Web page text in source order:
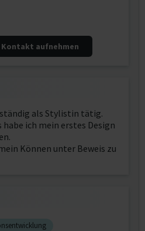
aufnehmen
als Stylistin tätig.
habe ich mein erstes Design
Können unter Beweis zu